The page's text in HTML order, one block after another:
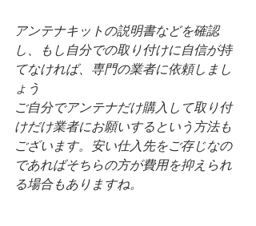
アンテナキットの説明書などを確認
し、もし自分での取り付けに自信が持
てなければ、専門の業者に依頼しまし
ょう
ご自分でアンテナだけ購入して取り付
けだけ業者にお願いするという方法も
ございます。安い仕入先をご存じなの
であればそちらの方が費用を抑えられ
る場合もありますね。